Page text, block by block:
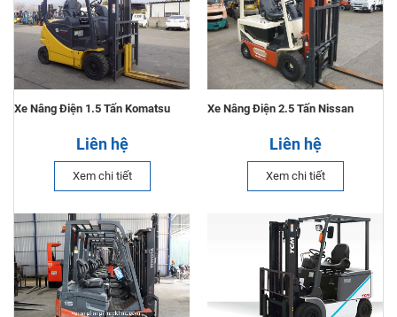
Xe Nâng Điện 1.5 Tấn Komatsu
Liên hệ
Xem chi tiết
Xe Nâng Điện 2.5 Tấn Nissan
Liên hệ
Xem chi tiết